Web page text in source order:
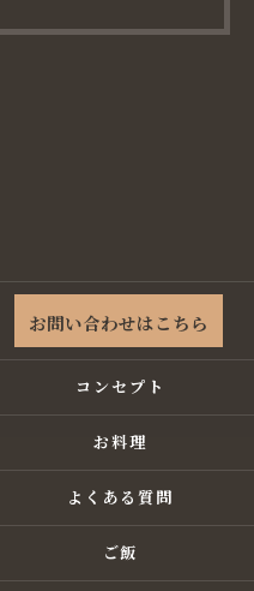
お問い合わせはこちら
コンセプト
お料理
よくある質問
ご飯